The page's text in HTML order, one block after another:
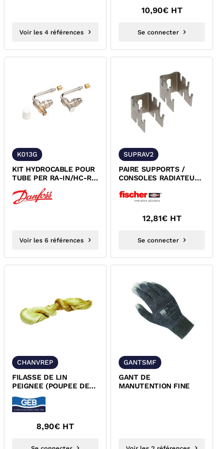
Voir les 4 références
10,90€ HT
Se connecter
K013G
KIT HYDROCABLE POUR
TUBE PER RA-IN/HC-RE
DANFOSS
Voir les 6 références
SUPRAV2
PAIRE SUPPORTS /
CONSOLES RADIATEUR
12,81€ HT
Se connecter
CHANVREP
FILASSE DE LIN
PEIGNEE (POUPEE DE
CHANVRE) CHANVREP
8,90€ HT
GANTSMF
GANT DE
MANUTENTION FINE